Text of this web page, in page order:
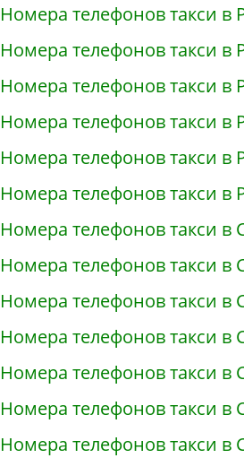
Номера телефонов такси в
Номера телефонов такси в
Номера телефонов такси в
Номера телефонов такси в
Номера телефонов такси в
Номера телефонов такси в
Номера телефонов такси в
Номера телефонов такси в
Номера телефонов такси в
Номера телефонов такси в
Номера телефонов такси в
Номера телефонов такси в
Номера телефонов такси в